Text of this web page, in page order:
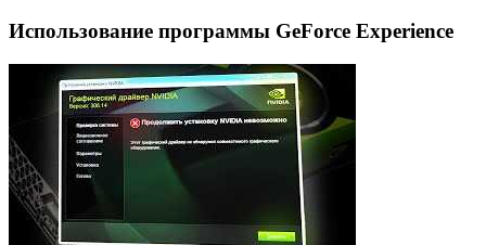
Использование программы GeForce Experience